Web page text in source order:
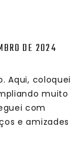
DE 2024
Aqui, coloquei
muito
com
e amizades